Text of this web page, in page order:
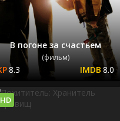
В погоне за счастьем
(фильм)
8.3 8.0
HD